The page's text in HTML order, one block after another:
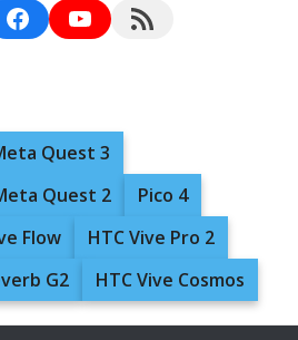
FacebookYouTubeRSS Feed
Quest 3
Quest 2
Pico 4
Flow
HTC Vive Pro 2
G2 HTC Vive Cosmos